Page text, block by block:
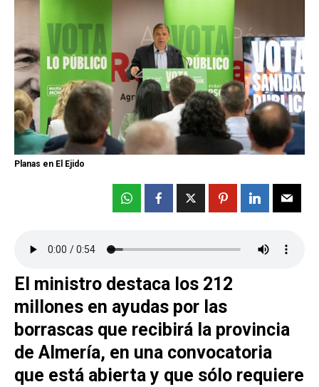
Planas en El Ejido
El ministro destaca los 212
millones en ayudas por las
borrascas que recibirá la provincia
de Almería, en una convocatoria
que está abierta y que sólo requiere